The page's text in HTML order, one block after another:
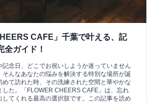
CAFE」千葉で叶える、記
全ガイド！
記念日、どこでお祝いしようか迷っていません
そんなあなたの悩みを解決する特別な場所が誕
めて訪れた時、その洗練された空間と華やかな
した。「FLOWER CHEERS CAFE」は、忘れ
してくれる最高の選択肢です。この記事を読め